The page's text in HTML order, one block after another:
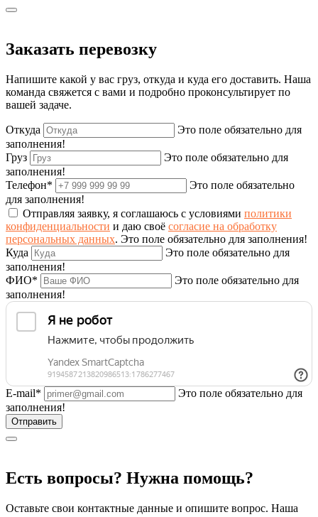
Заказать перевозку
Напишите какой у вас груз, откуда и куда его доставить. Наша
команда свяжется с вами и подробно проконсультирует по
вашей задаче.
Откуда
Это поле обязательно для
заполнения!
Груз
Это поле обязательно для
заполнения!
Телефон*
Это поле обязательно
для заполнения!
Отправляя заявку, я соглашаюсь с условиями политики
конфиденциальности и даю своё согласие на обработку
персональных данных. Это поле обязательно для заполнения!
Куда
Это поле обязательно для
заполнения!
ФИО*
Это поле обязательно для
заполнения!
E-mail*
Это поле обязательно для
заполнения!
Есть вопросы? Нужна помощь?
Оставьте свои контактные данные и опишите вопрос. Наша